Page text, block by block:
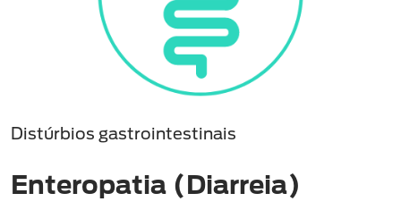
Distúrbios gastrointestinais
Enteropatia (Diarreia)